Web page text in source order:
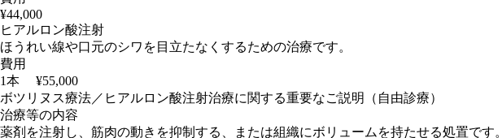
¥44,000
ヒアルロン酸注射
ほうれい線や口元のシワを目立たなくするための治療です。
費用
1本 ¥55,000
ボツリヌス療法／ヒアルロン酸注射治療に関する重要なご説明（自由診療）
治療等の内容
薬剤を注射し、筋肉の動きを抑制する、または組織にボリュームを持たせる処置です。